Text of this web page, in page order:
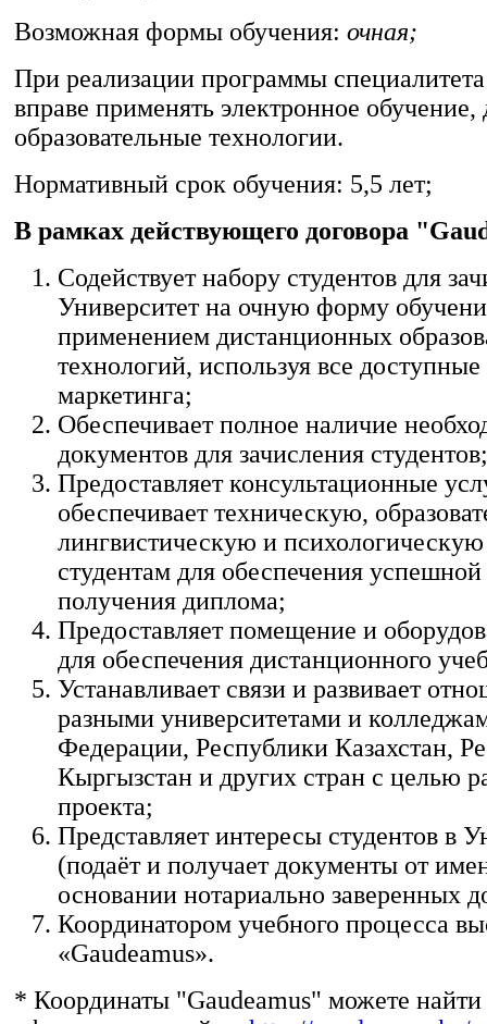
Возможная формы обучения: очная;
При реализации программы
вправе применять электронное
образовательные технологии.
Нормативный срок обучения: 5,5 лет;
В рамках действующего договора
Содействует набору студентов для
Университет на очную форму
применением дистанционных
технологий, используя все доступные
маркетинга;
Обеспечивает полное наличие
документов для зачисления студентов;
Предоставляет консультационные
обеспечивает техническую,
лингвистическую и
студентам для обеспечения
получения диплома;
Предоставляет помещение и
для обеспечения дистанционного
Устанавливает связи и развивает
разными университетами и
Федерации, Республики Казахстан,
Кыргызстан и других стран с целью
проекта;
Представляет интересы студентов в
(подаёт и получает документы от
основании нотариально заверенных
Координатором учебного процесса
«Gaudeamus».
* Координаты "Gaudeamus" можете найти